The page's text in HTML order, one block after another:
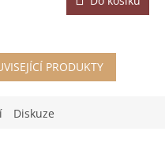
PRODUKTY
Diskuze